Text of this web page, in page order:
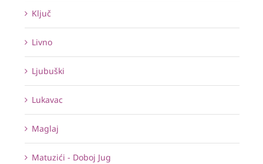
Ključ
Livno
Ljubuški
Lukavac
Maglaj
Matuzići - Doboj Jug